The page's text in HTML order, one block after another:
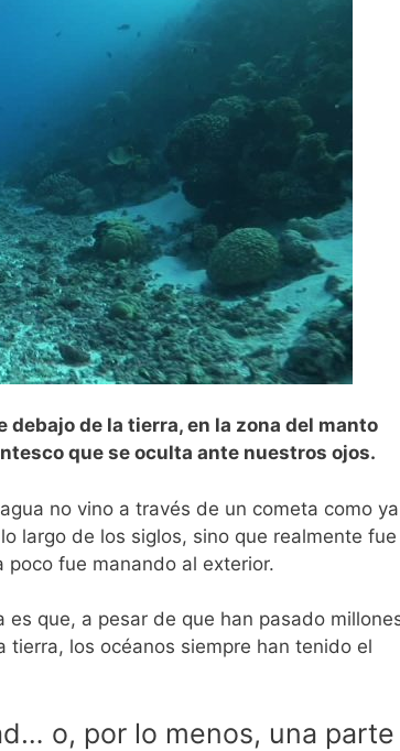
debajo de la tierra, en la zona del manto
que se oculta ante nuestros ojos.
no vino a través de un cometa como ya
largo de los siglos, sino que realmente fue
fue manando al exterior.
que, a pesar de que han pasado
los océanos siempre han tenido el
o, por lo menos, una parte